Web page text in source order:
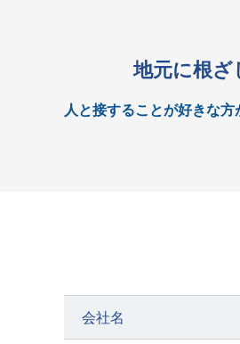
地元に根ざ
人と接することが好きな方
会社名